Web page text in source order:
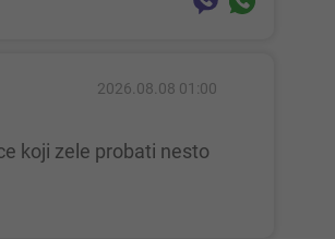
2026.08.08 01:00